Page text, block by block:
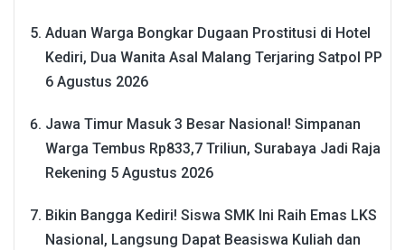
Aduan Warga Bongkar Dugaan Prostitusi di Hotel
Kediri, Dua Wanita Asal Malang Terjaring Satpol PP
6 Agustus 2026
Jawa Timur Masuk 3 Besar Nasional! Simpanan
Warga Tembus Rp833,7 Triliun, Surabaya Jadi Raja
Rekening 5 Agustus 2026
Bikin Bangga Kediri! Siswa SMK Ini Raih Emas LKS
Nasional, Langsung Dapat Beasiswa Kuliah dan